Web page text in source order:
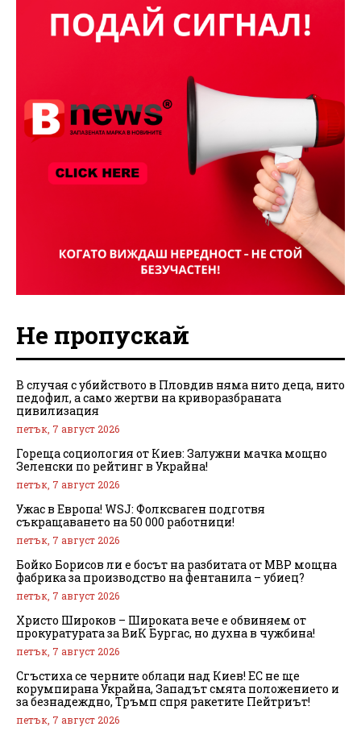
Не пропускай
В случая с убийството в Пловдив няма нито деца, нито
педофил, а само жертви на криворазбраната
цивилизация
петък, 7 август 2026
Гореща социология от Киев: Залужни мачка мощно
Зеленски по рейтинг в Украйна!
петък, 7 август 2026
Ужас в Европа! WSJ: Фолксваген подготвя
съкращаването на 50 000 работници!
петък, 7 август 2026
Бойко Борисов ли е босът на разбитата от МВР мощна
фабрика за производство на фентанила – убиец?
петък, 7 август 2026
Христо Широков – Широката вече е обвиняем от
прокуратурата за ВиК Бургас, но духна в чужбина!
петък, 7 август 2026
Сгъстиха се черните облаци над Киев! ЕС не ще
корумпирана Украйна, Западът смята положението и
за безнадеждно, Тръмп спря ракетите Пейтриът!
петък, 7 август 2026